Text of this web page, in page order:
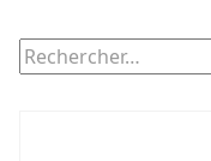
Rechercher :